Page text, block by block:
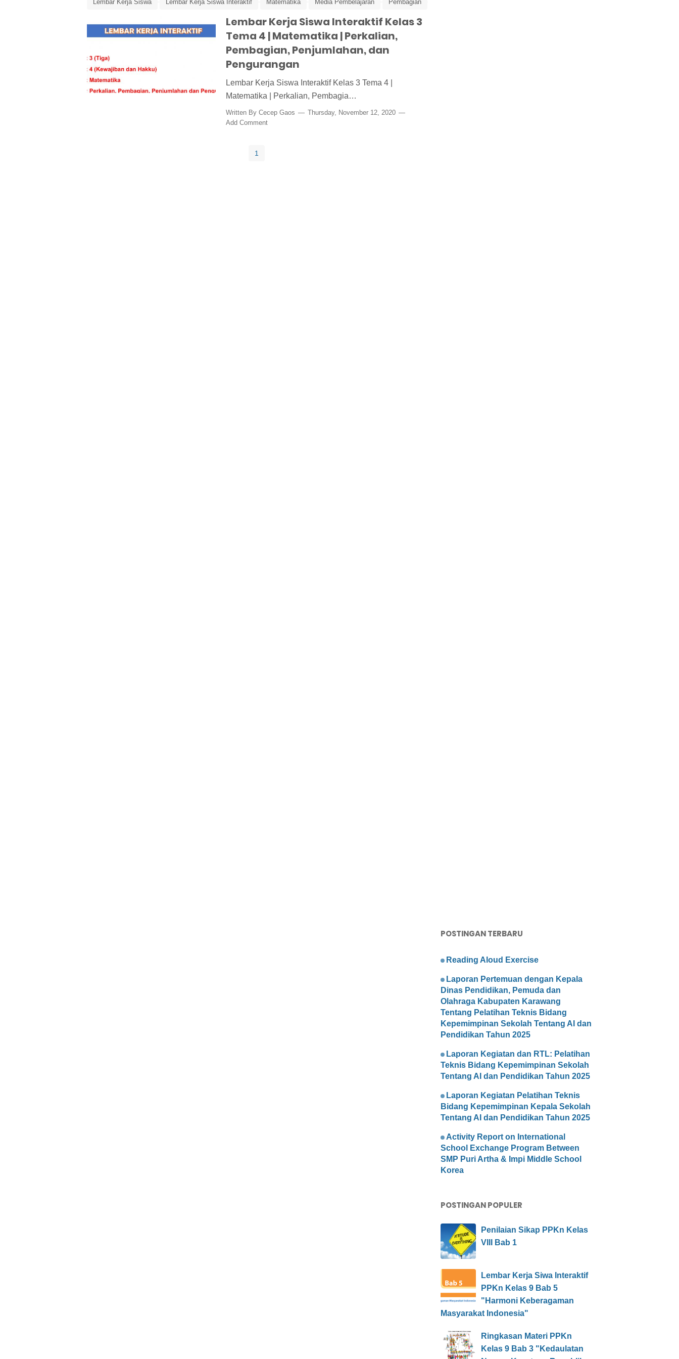
Lembar Kerja Siswa Lembar Kerja Siswa Interaktif Matematika Media Pembelajaran Pembagian
Tematik Kelas 3
Lembar Kerja Siswa Interaktif Kelas 3
Tema 4 | Matematika | Perkalian,
Pembagian, Penjumlahan, dan
Pengurangan
Lembar Kerja Siswa Interaktif Kelas 3 Tema 4 |
Matematika | Perkalian, Pembagia…
Written By Cecep Gaos
Thursday, November 12, 2020
Add Comment
1
POSTINGAN TERBARU
Reading Aloud Exercise
Laporan Pertemuan dengan Kepala
Dinas Pendidikan, Pemuda dan
Olahraga Kabupaten Karawang
Tentang Pelatihan Teknis Bidang
Kepemimpinan Sekolah Tentang AI dan
Pendidikan Tahun 2025
Laporan Kegiatan dan RTL: Pelatihan
Teknis Bidang Kepemimpinan Sekolah
Tentang AI dan Pendidikan Tahun 2025
Laporan Kegiatan Pelatihan Teknis
Bidang Kepemimpinan Kepala Sekolah
Tentang AI dan Pendidikan Tahun 2025
Activity Report on International
School Exchange Program Between
SMP Puri Artha & Impi Middle School
Korea
POSTINGAN POPULER
Penilaian Sikap PPKn Kelas
VIII Bab 1
Lembar Kerja Siwa Interaktif
PPKn Kelas 9 Bab 5
"Harmoni Keberagaman
Masyarakat Indonesia"
Ringkasan Materi PPKn
Kelas 9 Bab 3 "Kedaulatan